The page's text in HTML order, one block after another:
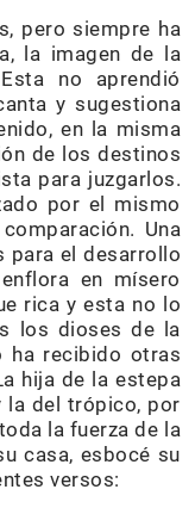
pero siempre ha
la imagen de la
no aprendió
y sugestiona
en la misma
de los destinos
para juzgarlos.
por el mismo
Una
para el desarrollo
en mísero
rica y esta no lo
los dioses de la
ha recibido otras
hija de la estepa
la del trópico, por
la fuerza de la
casa, esbocé su
versos: